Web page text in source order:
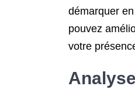
démarquer
pouvez
votre